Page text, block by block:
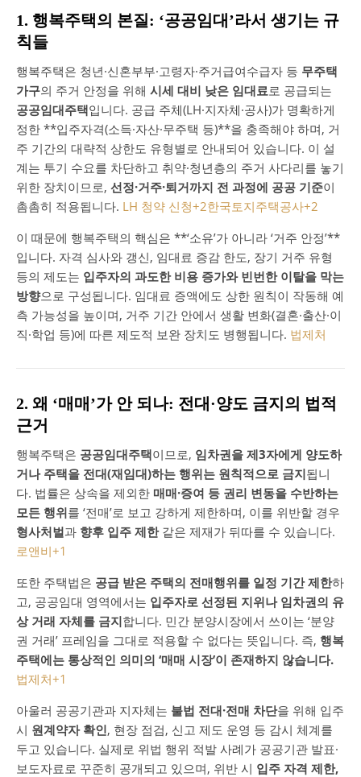
1. 행복주택의 본질: ‘공공임대’라서 생기는 규
칙들
행복주택은 청년·신혼부부·고령자·주거급여수급자 등 무주택
가구의 주거 안정을 위해 시세 대비 낮은 임대료 로 공급되는
공공임대주택입니다. 공급 주체(LH·지자체·공사)가 명확하게
정한 **입주자격(소득·자산·무주택 등)**을 충족해야 하며, 거
주 기간의 대략적 상한도 유형별로 안내되어 있습니다. 이 설
계는 투기 수요를 차단하고 취약·청년층의 주거 사다리를 놓기
위한 장치이므로, 선정·거주·퇴거까지 전 과정에 공공 기준이
촘촘히 적용됩니다. LH 청약 신청+2한국토지주택공사+2
이 때문에 행복주택의 핵심은 **‘소유’가 아니라 ‘거주 안정’**
입니다. 자격 심사와 갱신, 임대료 증감 한도, 장기 거주 유형
등의 제도는 입주자의 과도한 비용 증가와 빈번한 이탈을 막는
방향으로 구성됩니다. 임대료 증액에도 상한 원칙이 작동해 예
측 가능성을 높이며, 거주 기간 안에서 생활 변화(결혼·출산·이
직·학업 등)에 따른 제도적 보완 장치도 병행됩니다. 법제처
2. 왜 ‘매매’가 안 되나: 전대·양도 금지의 법적
근거
행복주택은 공공임대주택이므로, 임차권을 제3자에게 양도하
거나 주택을 전대(재임대)하는 행위는 원칙적으로 금지됩니
다. 법률은 상속을 제외한 매매·증여 등 권리 변동을 수반하는
모든 행위를 ‘전매’로 보고 강하게 제한하며, 이를 위반할 경우
형사처벌과 향후 입주 제한같은 제재가 뒤따를 수 있습니다.
로앤비+1
또한 주택법은 공급 받은 주택의 전매행위를 일정 기간 제한하
고, 공공임대 영역에서는 입주자로 선정된 지위나 임차권의 유
상 거래 자체를 금지합니다. 민간 분양시장에서 쓰이는 ‘분양
권 거래’ 프레임을 그대로 적용할 수 없다는 뜻입니다. 즉, 행복
주택에는 통상적인 의미의 ‘매매 시장’이 존재하지 않습니다.
법제처+1
아울러 공공기관과 지자체는 불법 전대·전매 차단을 위해 입주
시 원계약자 확인, 현장 점검, 신고 제도 운영 등 감시 체계를
두고 있습니다. 실제로 위법 행위 적발 사례가 공공기관 발표·
보도자료로 꾸준히 공개되고 있으며, 위반 시 입주 자격 제한,